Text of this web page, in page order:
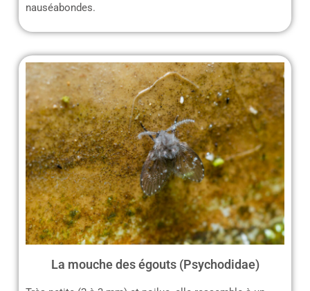
nauséabondes.
La mouche des égouts (Psychodidae)